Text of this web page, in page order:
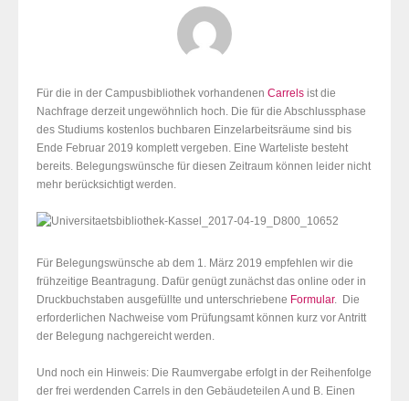
Für die in der Campusbibliothek vorhandenen Carrels ist die
Nachfrage derzeit ungewöhnlich hoch. Die für die Abschlussphase
des Studiums kostenlos buchbaren Einzelarbeitsräume sind bis
Ende Februar 2019 komplett vergeben. Eine Warteliste besteht
bereits. Belegungswünsche für diesen Zeitraum können leider nicht
mehr berücksichtigt werden.
Für Belegungswünsche ab dem 1. März 2019 empfehlen wir die
frühzeitige Beantragung. Dafür genügt zunächst das online oder in
Druckbuchstaben ausgefüllte und unterschriebene Formular. Die
erforderlichen Nachweise vom Prüfungsamt können kurz vor Antritt
der Belegung nachgereicht werden.
Und noch ein Hinweis: Die Raumvergabe erfolgt in der Reihenfolge
der frei werdenden Carrels in den Gebäudeteilen A und B. Einen